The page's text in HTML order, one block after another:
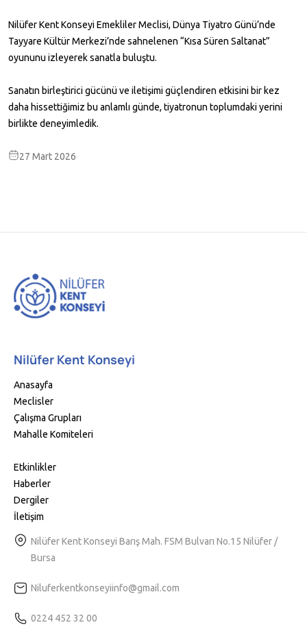
Nilüfer Kent Konseyi Emekliler Meclisi, Dünya Tiyatro Günü’nde
Tayyare Kültür Merkezi’nde sahnelenen “Kısa Süren Saltanat”
oyununu izleyerek sanatla buluştu.
Sanatın birleştirici gücünü ve iletişimi güçlendiren etkisini bir kez
daha hissettiğimiz bu anlamlı günde, tiyatronun toplumdaki yerini
birlikte deneyimledik.
27 Mart 2026
Nilüfer Kent Konseyi
Anasayfa
Meclisler
Çalışma Grupları
Mahalle Komiteleri
Etkinlikler
Haberler
Dergiler
İletişim
Nilüfer Kent Konseyi Barış Mah. FSM Bulvarı No.15 Nilüfer /
Bursa
Niluferkentkonseyiinfo@gmail.com
0224 452 32 00